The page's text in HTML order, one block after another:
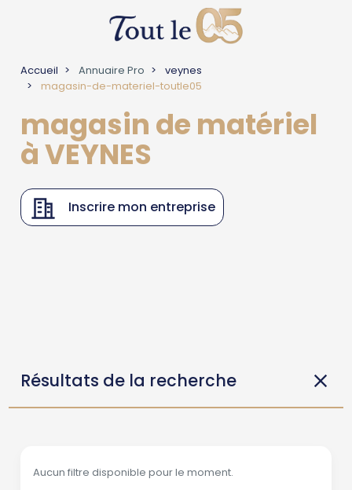
Accueil Annuaire Pro
veynes
magasin-de-materiel-toutle05
magasin de matériel
à VEYNES
Inscrire mon entreprise
Résultats de la recherche
Aucun filtre disponible pour le moment.